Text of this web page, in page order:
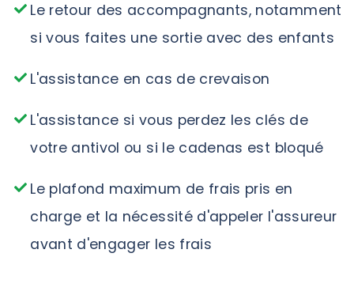
Le retour des accompagnants, notamment
si vous faites une sortie avec des enfants
L'assistance en cas de crevaison
L'assistance si vous perdez les clés de
votre antivol ou si le cadenas est bloqué
Le plafond maximum de frais pris en
charge et la nécessité d'appeler l'assureur
avant d'engager les frais